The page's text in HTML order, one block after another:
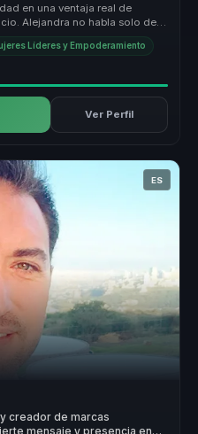
en una ventaja real de
Alejandra no habla solo de
Líderes y Empoderamiento
Ver Perfil
ES
creador de marcas
mensaje y presencia en